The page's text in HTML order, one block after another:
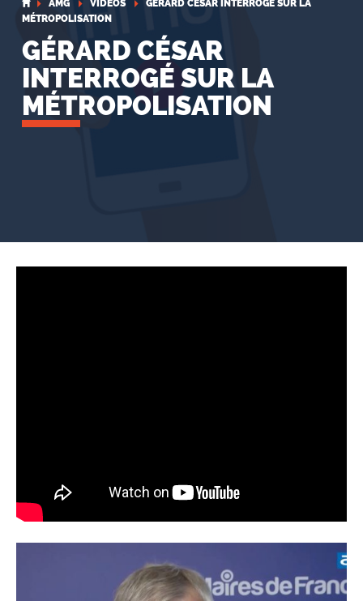
AMG VIDÉOS
GÉRARD CÉSAR INTERROGÉ SUR LA
MÉTROPOLISATION
GÉRARD CÉSAR
INTERROGÉ SUR LA
MÉTROPOLISATION